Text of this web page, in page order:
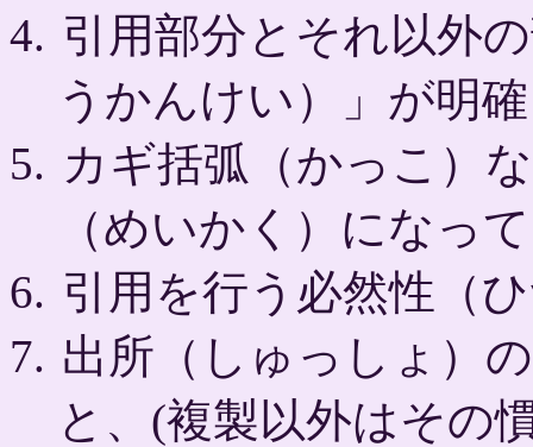
引用部分とそれ以外
うかんけい）」が明
カギ括弧（かっこ）
（めいかく）になっ
引用を行う必然性（
出所（しゅっしょ）
と、(複製以外はその